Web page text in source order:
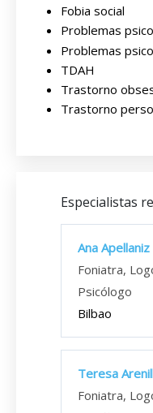
Fobia social
Problemas
Problemas
TDAH
Trastorno
Trastorno
Especialistas
Ana
Foniatra,
Psicólogo
Bilbao
Teresa
Foniatra,